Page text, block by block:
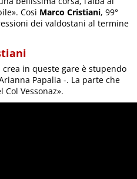
Così Marco Cristiani, 99°
dei valdostani al termine
in queste gare è stupendo
Papalia -. La parte che
Vessonaz».